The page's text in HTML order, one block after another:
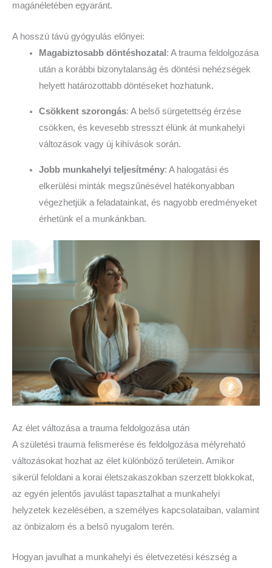
magánéletében egyaránt.
A hosszú távú gyógyulás előnyei:
Magabiztosabb döntéshozatal: A trauma feldolgozása
után a korábbi bizonytalanság és döntési nehézségek
helyett határozottabb döntéseket hozhatunk.
Csökkent szorongás: A belső sürgetettség érzése
csökken, és kevesebb stresszt élünk át munkahelyi
változások vagy új kihívások során.
Jobb munkahelyi teljesítmény: A halogatási és
elkerülési minták megszűnésével hatékonyabban
végezhetjük a feladatainkat, és nagyobb eredményeket
érhetünk el a munkánkban.
Az élet változása a trauma feldolgozása után
A születési trauma felismerése és feldolgozása mélyreható
változásokat hozhat az élet különböző területein. Amikor
sikerül feloldani a korai életszakaszokban szerzett blokkokat,
az egyén jelentős javulást tapasztalhat a munkahelyi
helyzetek kezelésében, a személyes kapcsolataiban, valamint
az önbizalom és a belső nyugalom terén.
Hogyan javulhat a munkahelyi és életvezetési készség a